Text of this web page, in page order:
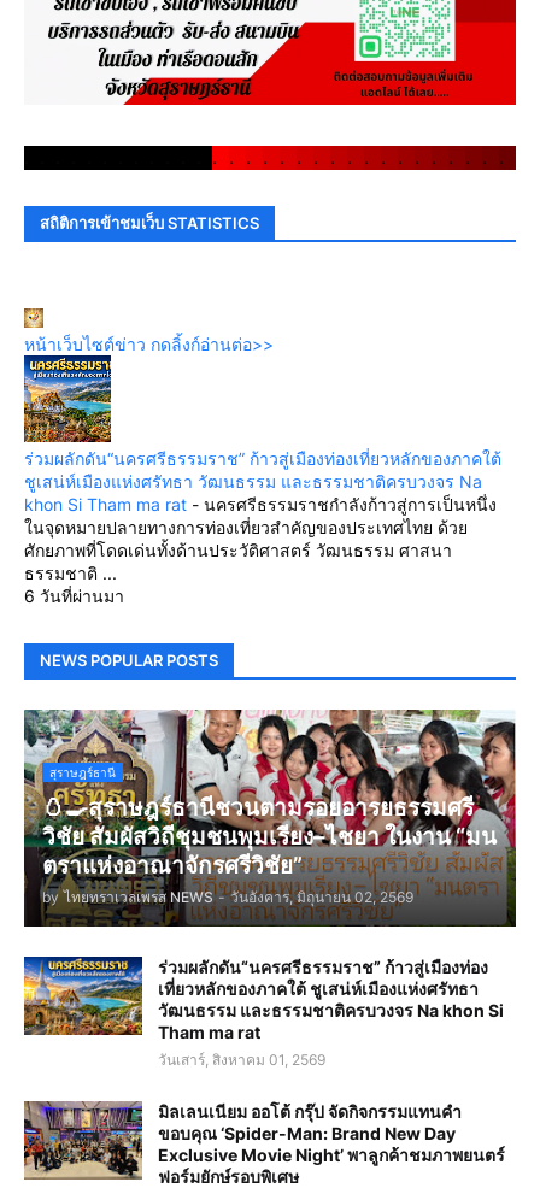
. . . . . . . . . . . . . . . . . .
สถิติการเข้าชมเว็บ STATISTICS
หน้าเว็บไซต์ข่าว กดลิ้งก์อ่านต่อ>>
ร่วมผลักดัน“นครศรีธรรมราช” ก้าวสู่เมืองท่องเที่ยวหลักของภาคใต้
ชูเสน่ห์เมืองแห่งศรัทธา วัฒนธรรม และธรรมชาติครบวงจร Na
khon Si Tham ma rat - นครศรีธรรมราชกำลังก้าวสู่การเป็นหนึ่ง
ในจุดหมายปลายทางการท่องเที่ยวสำคัญของประเทศไทย ด้วย
ศักยภาพที่โดดเด่นทั้งด้านประวัติศาสตร์ วัฒนธรรม ศาสนา
ธรรมชาติ ...
6 วันที่ผ่านมา
NEWS POPULAR POSTS
สุราษฎร์ธานี
🥚🍳สุราษฎร์ธานีชวนตามรอยอารยธรรมศรี
วิชัย สัมผัสวิถีชุมชนพุมเรียง–ไชยา ในงาน “มน
ตราแห่งอาณาจักรศรีวิชัย”
by ไทยทราเวลเพรส NEWS - วันอังคาร, มิถุนายน 02, 2569
ร่วมผลักดัน“นครศรีธรรมราช” ก้าวสู่เมืองท่อง
เที่ยวหลักของภาคใต้ ชูเสน่ห์เมืองแห่งศรัทธา
วัฒนธรรม และธรรมชาติครบวงจร Na khon Si
Tham ma rat
วันเสาร์, สิงหาคม 01, 2569
มิลเลนเนียม ออโต้ กรุ๊ป จัดกิจกรรมแทนคำ
ขอบคุณ ‘Spider-Man: Brand New Day
Exclusive Movie Night’ พาลูกค้าชมภาพยนตร์
ฟอร์มยักษ์รอบพิเศษ